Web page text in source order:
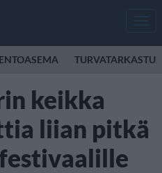
TURVATARKASTUS
keikka
liian pitkä